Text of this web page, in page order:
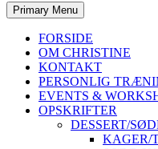
Primary Menu
FORSIDE
OM CHRISTINE
KONTAKT
PERSONLIG
EVENTS &
OPSKRIFTER
DESSERT/
KAGER/